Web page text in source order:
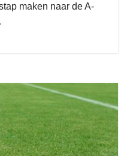
maken naar de A-